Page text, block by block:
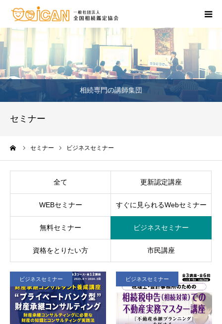
相続専門の講師集団
セミナー
セミナー ビジネスセミナー
全て 更新認定講座
WEBセミナー すぐに見られるWebセミナー
無料セミナー ビジネスセミナー
資格をとりたい方 市民講座
ビジネスセミナー ビジネスセミナー
相続・不動産の相談
鑑定士のいるお店
相続セミナー